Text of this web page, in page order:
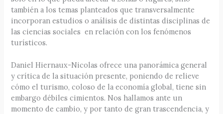
también a los temas planteados que transversalmente
incorporan estudios o análisis de distintas disciplinas de
las ciencias sociales en relación con los fenómenos
turísticos.
Daniel Hiernaux-Nicolas ofrece una panorámica general
y crítica de la situación presente, poniendo de relieve
cómo el turismo, coloso de la economía global, tiene sin
embargo débiles cimientos. Nos hallamos ante un
momento de cambio, y por tanto de gran trascendencia, y